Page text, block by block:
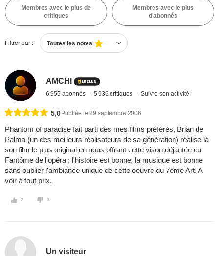
Membres avec le plus de
critiques
Membres avec le plus
d'abonnés
Filtrer par : Toutes les notes
AMCHI
6 955 abonnés 5 936 critiques Suivre son activité
5,0 Publiée le 29 septembre 2006
Phantom of paradise fait parti des mes films préférés, Brian de
Palma (un des meilleurs réalisateurs de sa génération) réalise là
son film le plus original en nous offrant cette vison déjantée du
Fantôme de l'opéra ; l'histoire est bonne, la musique est bonne
sans oublier l'ambiance unique de cette oeuvre du 7ème Art. A
voir à tout prix.
2 3
Un visiteur